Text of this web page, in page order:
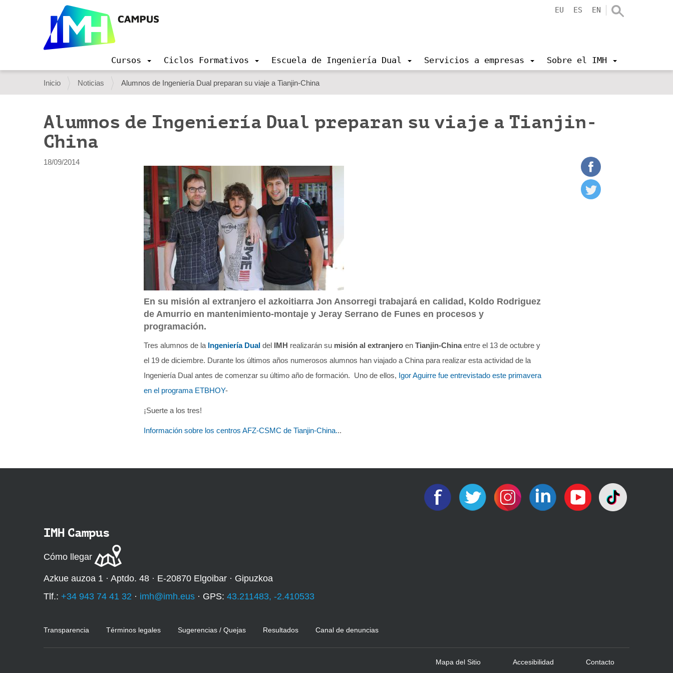
EU ES EN
v
a
c
i
n
Cursos Ciclos Formativos Escuela de Ingeniería Dual Servicios a empresas Sobre el IMH
U
s
e
d
e
Inicio Noticias Alumnos de Ingeniería Dual preparan su viaje a Tianjin-China
Alumnos de Ingeniería Dual preparan su viaje a Tianjin-
China
18/09/2014
En su misión al extranjero el azkoitiarra Jon Ansorregi trabajará en calidad, Koldo Rodriguez
de Amurrio en mantenimiento-montaje y Jeray Serrano de Funes en procesos y
programación.
Tres alumnos de la Ingeniería Dual del IMH realizarán su misión al extranjero en Tianjin-Chinaentre el 13 de octubre y
el 19 de diciembre. Durante los últimos años numerosos alumnos han viajado a China para realizar esta actividad de la
Ingeniería Dual antes de comenzar su último año de formación. Uno de ellos, Igor Aguirre fue entrevistado este primavera
en el programa ETBHOY-
¡Suerte a los tres!
Información sobre los centros AFZ-CSMC de Tianjin-China...
IMH Campus
Cómo llegar
Azkue auzoa 1 · Aptdo. 48 · E-20870 Elgoibar · Gipuzkoa
Tlf.: +34 943 74 41 32 · imh@imh.eus · GPS: 43.211483, -2.410533
Transparencia Términos legales Sugerencias / Quejas Resultados Canal de denuncias
Mapa del Sitio Accesibilidad Contacto